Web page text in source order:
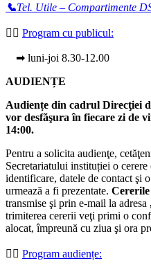
📞Tel. Utile – Compartimente
👩‍⚕️ Program cu publicul:
➡ luni-joi 8.30-12.00
AUDIENȚE
Audiențe din cadrul Direcţiei
vor desfăşura în fiecare zi de
14:00.
Pentru a solicita audienţe,
Secretariatului instituției o cerere
identificare, datele de contact şi
urmează a fi prezentate. Cererile
transmise şi prin e-mail la adresa
trimiterea cererii veţi primi o
alocat, împreună cu ziua şi ora
👩‍⚕️ Program audiențe: